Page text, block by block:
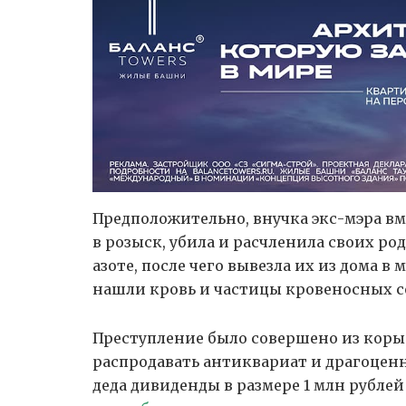
Предположительно, внучка экс-мэра
в розыск, убила и расчленила своих
азоте, после чего вывезла их из дома
нашли кровь и частицы кровеносных
Преступление было совершено из
распродавать антиквариат и
деда дивиденды в размере 1 млн